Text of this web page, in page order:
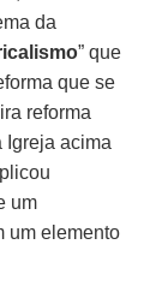
da
” que
que se
reforma
Igreja acima
um
um elemento